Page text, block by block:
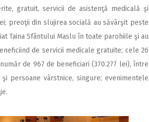
gratuit, servicii de asistenţă medicală şi
preoţii din slujirea socială au săvârşit peste
Taina Sfântului Maslu în toate parohiile şi au
de servicii medicale gratuite; cele 26
de 967 de beneficiari (370.277 lei), între
persoane vârstnice, singure; evenimentele